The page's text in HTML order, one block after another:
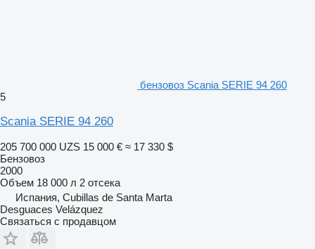
бензовоз Scania SERIE 94 260
5
Scania SERIE 94 260
205 700 000 UZS 15 000 € ≈ 17 330 $
Бензовоз
2000
Объем 18 000 л 2 отсека
Испания, Cubillas de Santa Marta
Desguaces Velázquez
Связаться с продавцом